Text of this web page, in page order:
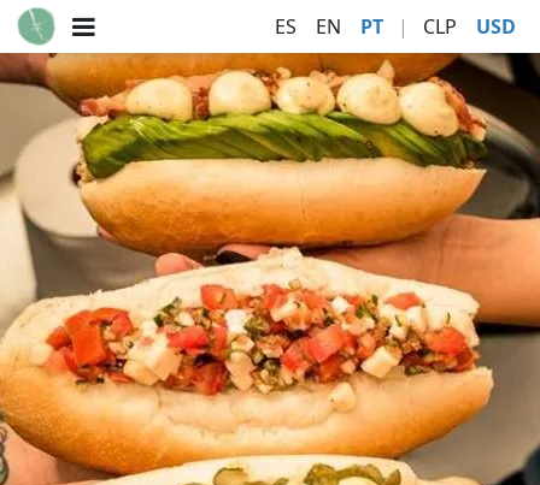
ES EN PT | CLP USD